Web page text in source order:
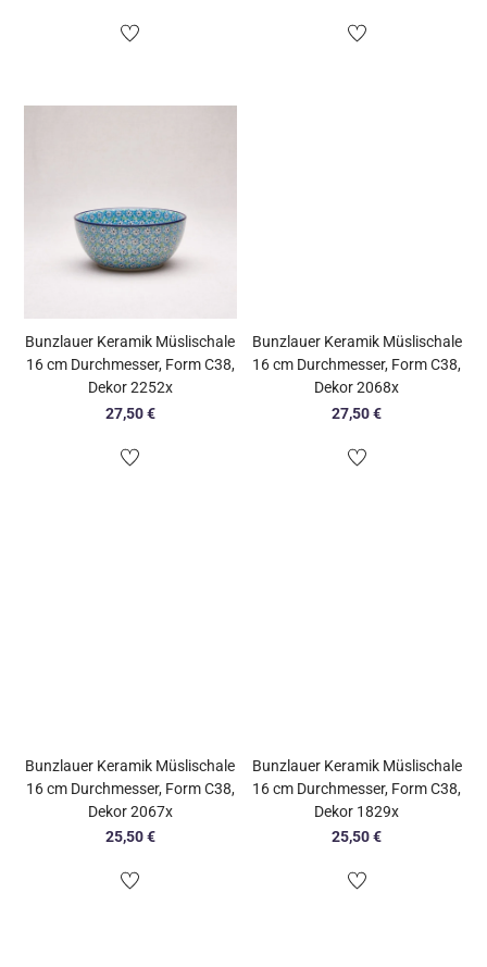
Bunzlauer Keramik Müslischale
16 cm Durchmesser, Form C38,
Dekor 2252x
27,50€
Bunzlauer Keramik Müslischale
16 cm Durchmesser, Form C38,
Dekor 2068x
27,50€
Bunzlauer Keramik Müslischale
16 cm Durchmesser, Form C38,
Dekor 2067x
25,50€
Bunzlauer Keramik Müslischale
16 cm Durchmesser, Form C38,
Dekor 1829x
25,50€